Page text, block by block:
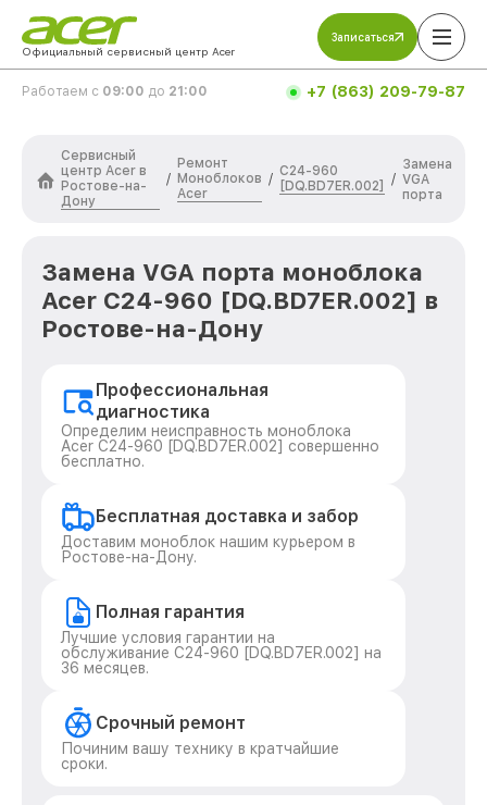
Официальный сервисный центр Acer
Записаться
Работаем с 09:00 до 21:00 +7 (863) 209-79-87
Сервисный
центр Acer в
Ростове-на-
Дону
/
Ремонт
Моноблоков
Acer
/
C24-960
[DQ.BD7ER.002]
/
Замена
VGA
порта
Замена VGA порта моноблока
Acer C24-960 [DQ.BD7ER.002] в
Ростове-на-Дону
Профессиональная
диагностика
Определим неисправность моноблока
Acer C24-960 [DQ.BD7ER.002] совершенно
бесплатно.
Бесплатная доставка и забор
Доставим моноблок нашим курьером в
Ростове-на-Дону.
Полная гарантия
Лучшие условия гарантии на
обслуживание C24-960 [DQ.BD7ER.002] на
36 месяцев.
Срочный ремонт
Починим вашу технику в кратчайшие
сроки.